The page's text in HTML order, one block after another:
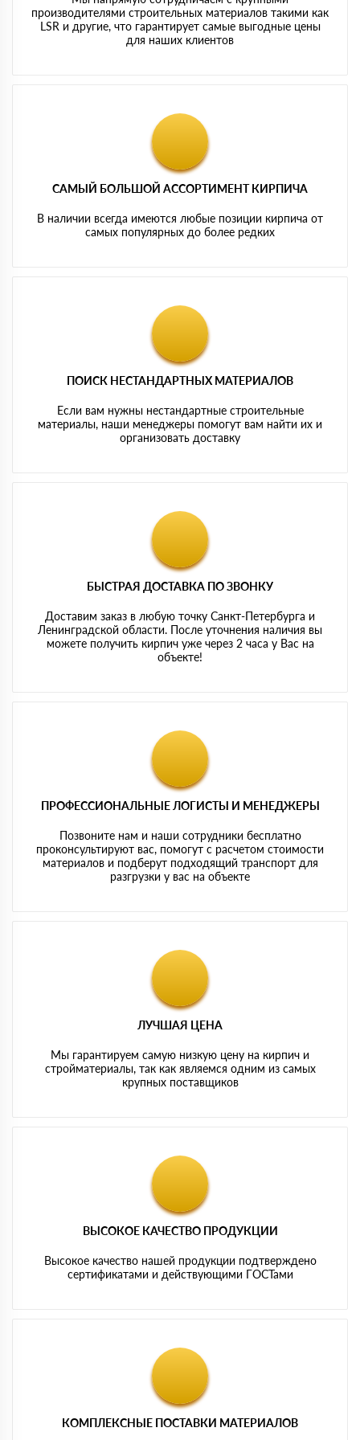
производителями строительных материалов такими как
LSR и другие, что гарантирует самые выгодные цены
для наших клиентов
САМЫЙ БОЛЬШОЙ АССОРТИМЕНТ КИРПИЧА
В наличии всегда имеются любые позиции кирпича от
самых популярных до более редких
ПОИСК НЕСТАНДАРТНЫХ МАТЕРИАЛОВ
Если вам нужны нестандартные строительные
материалы, наши менеджеры помогут вам найти их и
организовать доставку
БЫСТРАЯ ДОСТАВКА ПО ЗВОНКУ
Доставим заказ в любую точку Санкт-Петербурга и
Ленинградской области. После уточнения наличия вы
можете получить кирпич уже через 2 часа у Вас на
объекте!
ПРОФЕССИОНАЛЬНЫЕ ЛОГИСТЫ И МЕНЕДЖЕРЫ
Позвоните нам и наши сотрудники бесплатно
проконсультируют вас, помогут с расчетом стоимости
материалов и подберут подходящий транспорт для
разгрузки у вас на объекте
ЛУЧШАЯ ЦЕНА
Мы гарантируем самую низкую цену на кирпич и
стройматериалы, так как являемся одним из самых
крупных поставщиков
ВЫСОКОЕ КАЧЕСТВО ПРОДУКЦИИ
Высокое качество нашей продукции подтверждено
сертификатами и действующими ГОСТами
КОМПЛЕКСНЫЕ ПОСТАВКИ МАТЕРИАЛОВ